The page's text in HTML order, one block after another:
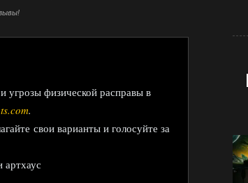
угрозы физической расправы в
.
свои варианты и голосуйте за
артхаус